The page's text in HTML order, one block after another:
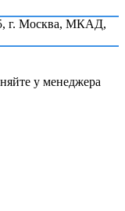
г. Москва, МКАД,
у менеджера